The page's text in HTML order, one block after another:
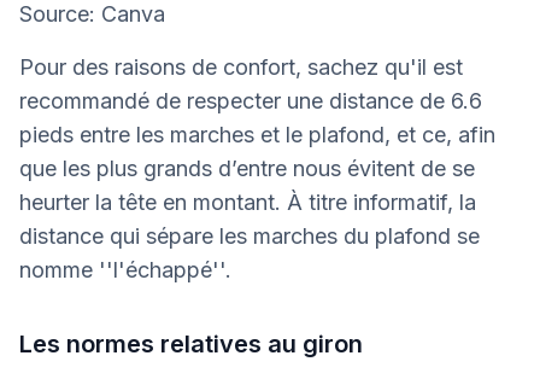
Source: Canva
Pour des raisons de confort, sachez qu'il est
recommandé de respecter une distance de 6.6
pieds entre les marches et le plafond, et ce, afin
que les plus grands d’entre nous évitent de se
heurter la tête en montant. À titre informatif, la
distance qui sépare les marches du plafond se
nomme ''l'échappé''.
Les normes relatives au giron